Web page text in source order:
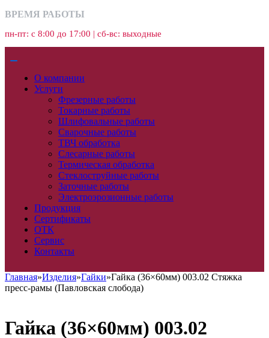
ВРЕМЯ РАБОТЫ
пн-пт: с 8:00 до 17:00 | сб-вс: выходные
О компании
Услуги
Фрезерные работы
Токарные работы
Шлифовальные работы
Сварочные работы
ТВЧ обработка
Слесарные работы
Термическая обработка
Стеклоструйные работы
Заточные работы
Электроэрозионные работы
Продукция
Сертификаты
ОТК
Сервис
Контакты
Главная»Изделия»Гайки»Гайка (36×60мм) 003.02 Стяжка
пресс-рамы (Павловская слобода)
Гайка (36×60мм) 003.02